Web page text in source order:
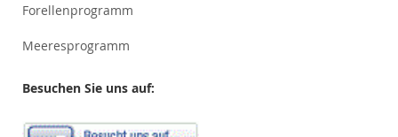
Forellenprogramm
Meeresprogramm
Besuchen Sie uns auf: